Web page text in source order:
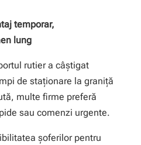
temporar,
lung
rutier a câștigat
de staționare la graniță
multe firme preferă
sau comenzi urgente.
șoferilor pentru